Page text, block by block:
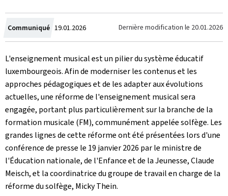
Communiqué Crée
le
19.01.2026 Dernière modification le 20.01.2026
L'enseignement musical est un pilier du système éducatif
luxembourgeois. Afin de moderniser les contenus et les
approches pédagogiques et de les adapter aux évolutions
actuelles, une réforme de l'enseignement musical sera
engagée, portant plus particulièrement sur la branche de la
formation musicale (FM), communément appelée solfège. Les
grandes lignes de cette réforme ont été présentées lors d'une
conférence de presse le 19 janvier 2026 par le ministre de
l'Éducation nationale, de l'Enfance et de la Jeunesse, Claude
Meisch, et la coordinatrice du groupe de travail en charge de la
réforme du solfège, Micky Thein.